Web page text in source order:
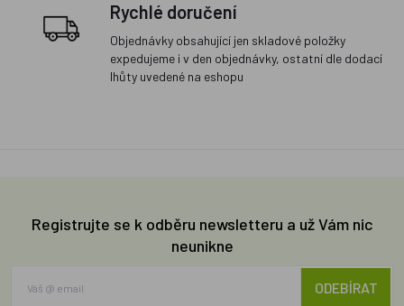
Rychlé doručení
Objednávky obsahující jen skladové položky
expedujeme i v den objednávky, ostatní dle dodací
lhůty uvedené na eshopu
Registrujte se k odběru newsletteru a už Vám nic
neunikne
ODEBÍRAT